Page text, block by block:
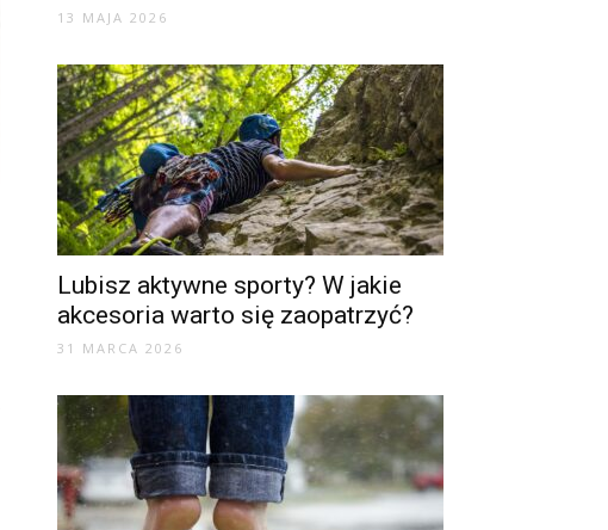
13 MAJA 2026
Lubisz aktywne sporty? W jakie
akcesoria warto się zaopatrzyć?
31 MARCA 2026